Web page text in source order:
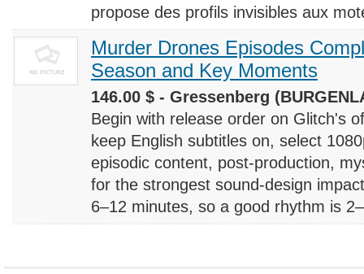
propose des profils invisibles aux
Murder Drones Episodes
Season and Key Moments
146.00 $ - Gressenberg
Begin with release order on Glitch's
keep English subtitles on, select
episodic content, post-production,
for the strongest sound-design
6–12 minutes, so a good rhythm is